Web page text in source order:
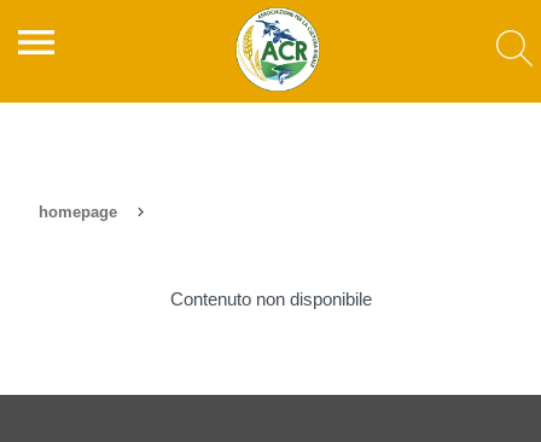
menu
homepage
Contenuto non disponibile